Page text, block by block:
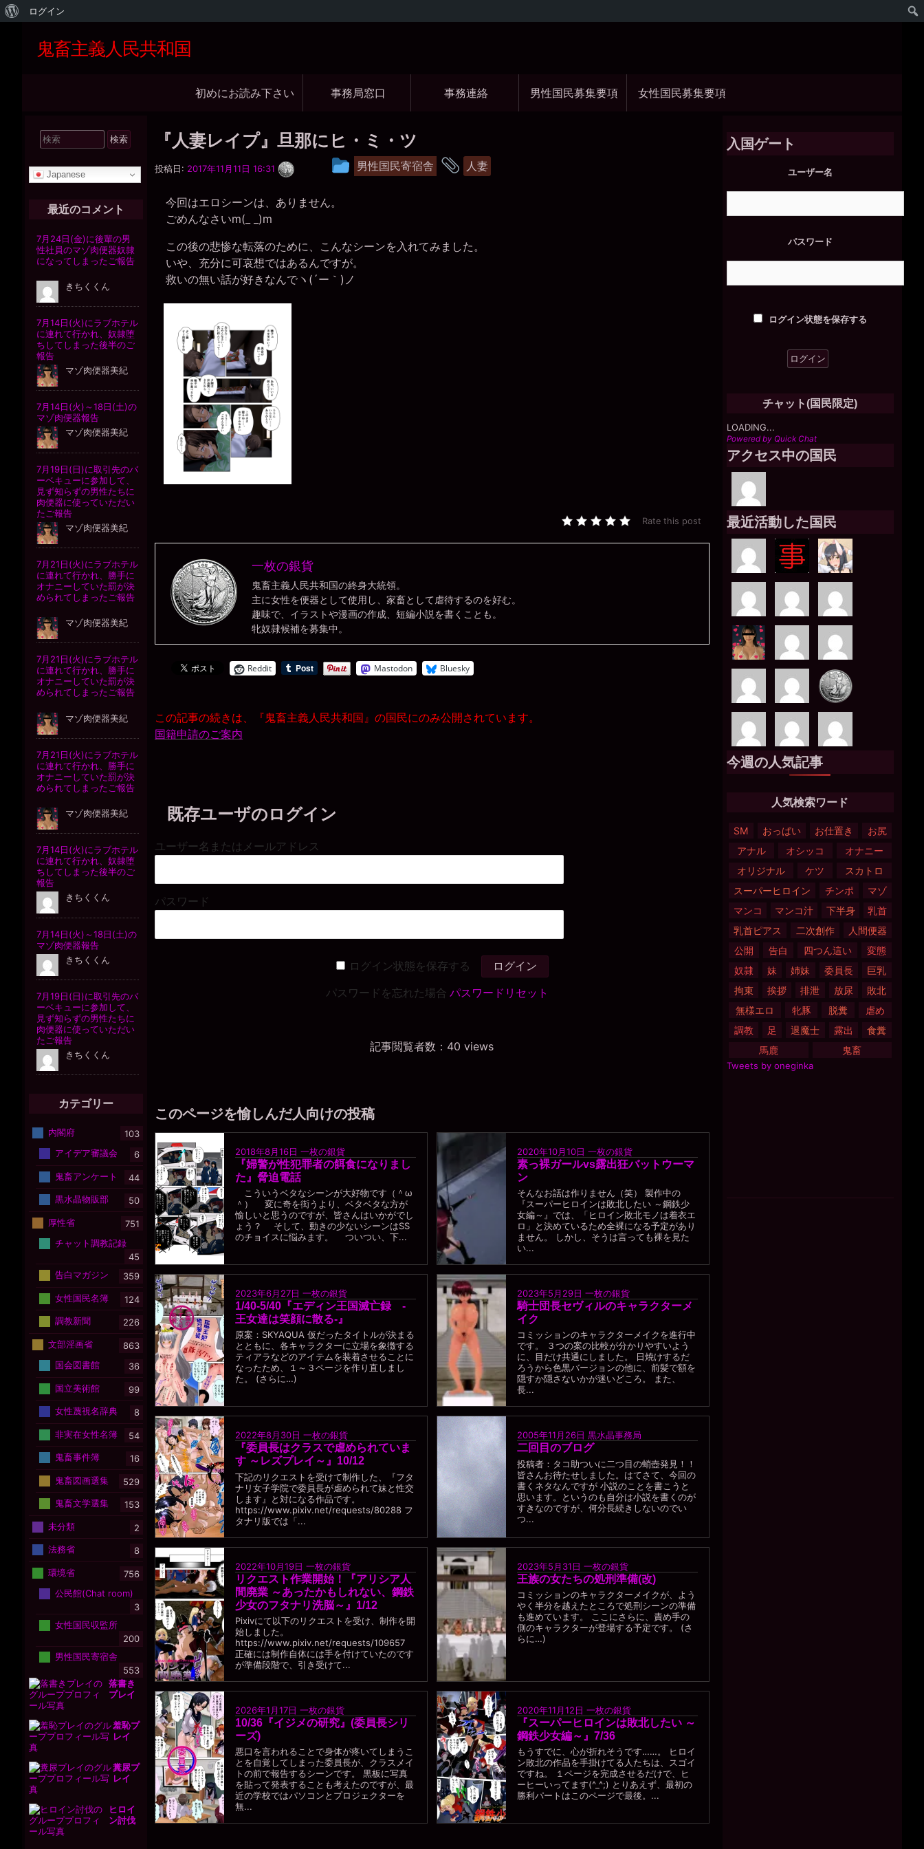
WordPress
ログイン
へ
鬼畜主義人民共和国
ビ
ゲ
ョ
ン
初めにお読み下さい 事務局窓口 事務連絡 男性国民募集要項 女性国民募集要項
『人妻レイプ』旦那にヒ・ミ・ツ
投稿日: 2017年11月11日 16:31
枚
貨
投
ー
プ
男性国民寄宿舎
タ
人妻
今回はエロシーンは、ありません。
ごめんなさいm(_ _)m
この後の悲惨な転落のために、こんなシーンを入れてみました。
いや、充分に可哀想ではあるんですが。
救いの無い話が好きなんでヽ(´ー｀)ノ
Rate this post
一枚の銀貨
鬼畜主義人民共和国の終身大統領。
主に女性を便器として使用し、家畜として虐待するのを好む。
趣味で、イラストや漫画の作成、短編小説を書くことも。
牝奴隷候補を募集中。
Reddit Mastodon Bluesky
この記事の続きは、『鬼畜主義人民共和国』の国民にのみ公開されています。
国籍申請のご案内
既存ユーザのログイン
ユーザー名またはメールアドレス
パスワード
ログイン状態を保存する
パスワードを忘れた場合 パスワードリセット
記事閲覧者数：40 views
このページを愉しんだ人向けの投稿
2018年8月16日 一枚の銀貨
『婦警が性犯罪者の餌食になりまし
た』脅迫電話
こういうベタなシーンが大好物です（＾ω
＾） 変に奇を衒うより、ベタベタな方が
愉しいと思うのですが、皆さんはいかがでし
ょう？ そして、動きの少ないシーンはSS
のチョイスに悩みます。 ついつい、下...
2020年10月10日 一枚の銀貨
素っ裸ガールvs露出狂バットウーマ
ン
そんなお話は作りません（笑） 製作中の
『スーパーヒロインは敗北したい ～鋼鉄少
女編～』では、「ヒロイン敗北モノは着衣エ
ロ」と決めているため全裸になる予定があり
ません。 しかし、そうは言っても裸を見た
い...
2023年6月27日 一枚の銀貨
1/40-5/40『エディン王国滅亡録 -
王女達は笑顔に散る-』
原案：SKYAQUA 仮だったタイトルが決まる
とともに、各キャラクターに立場を象徴する
ティアラなどのアイテムを装着させることに
なったため、１～３ページを作り直しまし
た。 (さらに…)
2023年5月29日 一枚の銀貨
騎士団長セヴィルのキャラクターメ
イク
コミッションのキャラクターメイクを進行中
です。 ３つの案の比較が分かりやすいよう
に、目だけ共通にしました。 日焼けするだ
ろうから色黒バージョンの他に、前髪で額を
隠すか隠さないかが迷いどころ。 また、
長...
2022年8月30日 一枚の銀貨
『委員長はクラスで虐められていま
す ～レズプレイ～』10/12
下記のリクエストを受けて制作した、『フタ
ナリ女子学院で委員長が虐められて妹と性交
します』と対になる作品です。
https://www.pixiv.net/requests/80288 フ
タナリ版では「...
2005年11月26日 黒水晶事務局
二回目のブログ
投稿者：タコ助ついに二つ目の蛸壺発見！！
皆さんお待たせしました。はてさて、今回の
書くネタなんですが 小説のことを書こうと
思います。というのも自分は小説を書くのが
すきなのですが、何分長続きしないのでい
つ...
2022年10月19日 一枚の銀貨
リクエスト作業開始！『アリシア人
間廃業 ～あったかもしれない、鋼鉄
少女のフタナリ洗脳～』1/12
Pixivにて以下のリクエストを受け、制作を開
始しました。
https://www.pixiv.net/requests/109657
正確には制作自体には手を付けていたのです
が準備段階で、引き受けて...
2023年5月31日 一枚の銀貨
王族の女たちの処刑準備(改)
コミッションのキャラクターメイクが、よう
やく半分を越えたところで処刑シーンの準備
も進めています。 ここにさらに、責め手の
側のキャラクターが登場する予定です。 (さ
らに…)
2026年1月17日 一枚の銀貨
10/36『イジメの研究』(委員長シリ
ーズ)
悪口を言われることで身体が疼いてしまうこ
とを自覚してしまった委員長が、クラスメイ
トの前で報告するシーンです。 黒板に写真
を貼って発表することも考えたのですが、最
近の学校ではパソコンとプロジェクターを
無...
2020年11月12日 一枚の銀貨
『スーパーヒロインは敗北したい ～
鋼鉄少女編～』7/36
もうすでに、心が折れそうです……。 ヒロイ
ン敗北の作品を手掛けてる人たちは、スゴイ
ですね。 １ページを完成させるだけで、ヒ
ーヒーいってます(^_^;) とりあえず、最初の
勝利パートはこのページで最後。...
入国ゲート
ユーザー名
パスワード
ログイン状態を保存する
チャット(国民限定)
LOADING...
Powered by Quick Chat
アクセス中の国民
最近活動した国民
今週の人気記事
人気検索ワード
SM おっぱい お仕置き
お尻
アナル
オシッコ
オナニー
オリジナル
ケツ
スカトロ
スーパーヒロイン
チンポ
マゾ
マンコ
マンコ汁 下半身
乳首
乳首ピアス
二次創作
人間便器
公開
告白 四つん這い
変態
奴隷
妹 姉妹 委員長
巨乳
拘束
挨拶 排泄 放尿
敗北
無様エロ
牝豚 脱糞
虐め
調教
足 退魔士 露出
食糞
馬鹿
鬼畜
Tweets by oneginka
検
索
象:Japanese
最近のコメント
カテゴリー
内閣府
103
アイデア審議会
6
鬼畜アンケート
44
黒水晶物販部
50
厚性省
751
チャット調教記録
45
告白マガジン
359
女性国民名簿
124
調教新聞
226
文部淫画省
863
国会図書館
36
国立美術館
99
女性蔑視名辞典
8
非実在女性名簿
54
鬼畜事件簿
16
鬼畜図画選集
529
鬼畜文学選集
153
未分類
2
法務省
8
環境省
756
公民館(Chat room)
3
女性国民収監所
200
男性国民寄宿舎
553
落書き
プレイ
羞恥プ
レイ
糞尿プ
レイ
ヒロイ
ン討伐